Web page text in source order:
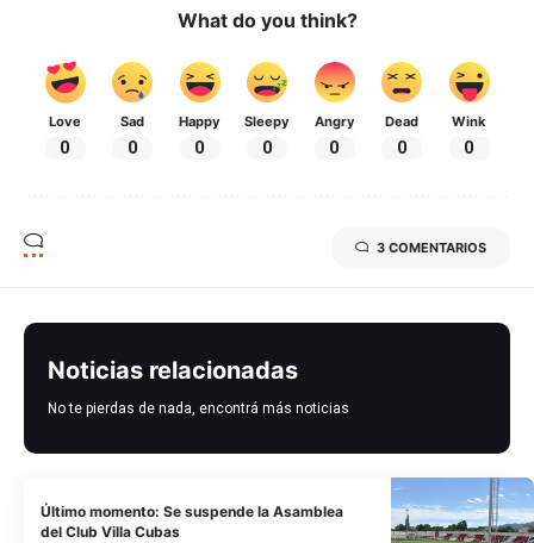
What do you think?
Love
0
Sad
0
Happy
0
Sleepy
0
Angry
0
Dead
0
Wink
0
3 COMENTARIOS
Noticias relacionadas
No te pierdas de nada, encontrá más noticias
Último momento: Se suspende la Asamblea
del Club Villa Cubas